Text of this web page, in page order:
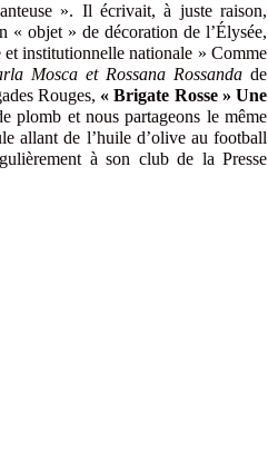
». Il écrivait, à juste raison,
« objet » de décoration de l’Élysée,
institutionnelle nationale » Comme
Mosca et Rossana Rossanda de
Rouges, « Brigate Rosse » Une
plomb et nous partageons le même
allant de l’huile d’olive au football
à son club de la Presse